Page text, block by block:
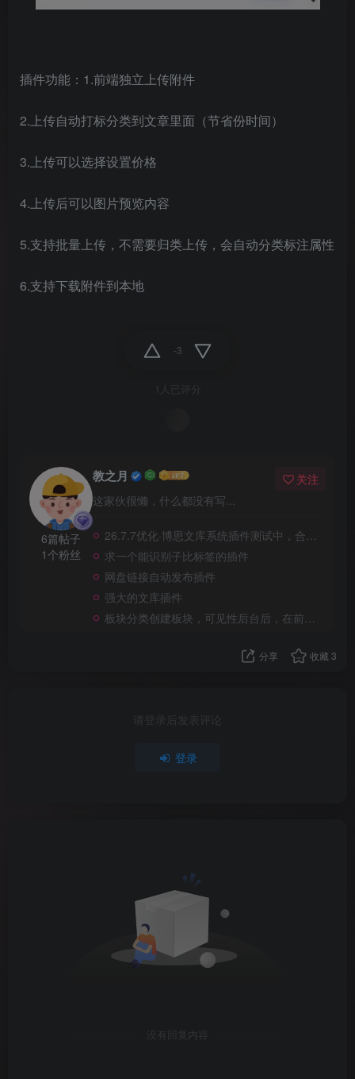
插件功能：1.前端独立上传附件
2.上传自动打标分类到文章里面（节省份时间）
3.上传可以选择设置价格
4.上传后可以图片预览内容
5.支持批量上传，不需要归类上传，会自动分类标注属性
6.支持下载附件到本地
-3
1人已评分
6篇帖子
1个粉丝
教之月
这家伙很懒，什么都没有写...
关注
26.7.7优化·博思文库系统插件测试中，合适各类资料文库
求一个能识别子比标签的插件
网盘链接自动发布插件
强大的文库插件
板块分类创建板块，可见性后台后，在前端创建的时候没有这些功能？
分享 收藏 3
请登录后发表评论
登录
没有回复内容